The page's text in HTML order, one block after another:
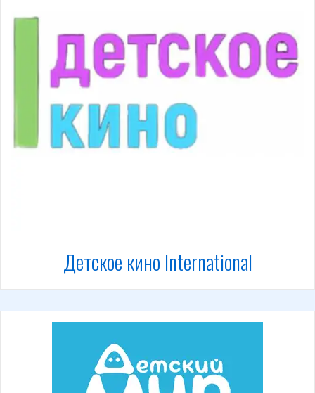
Детское кино International